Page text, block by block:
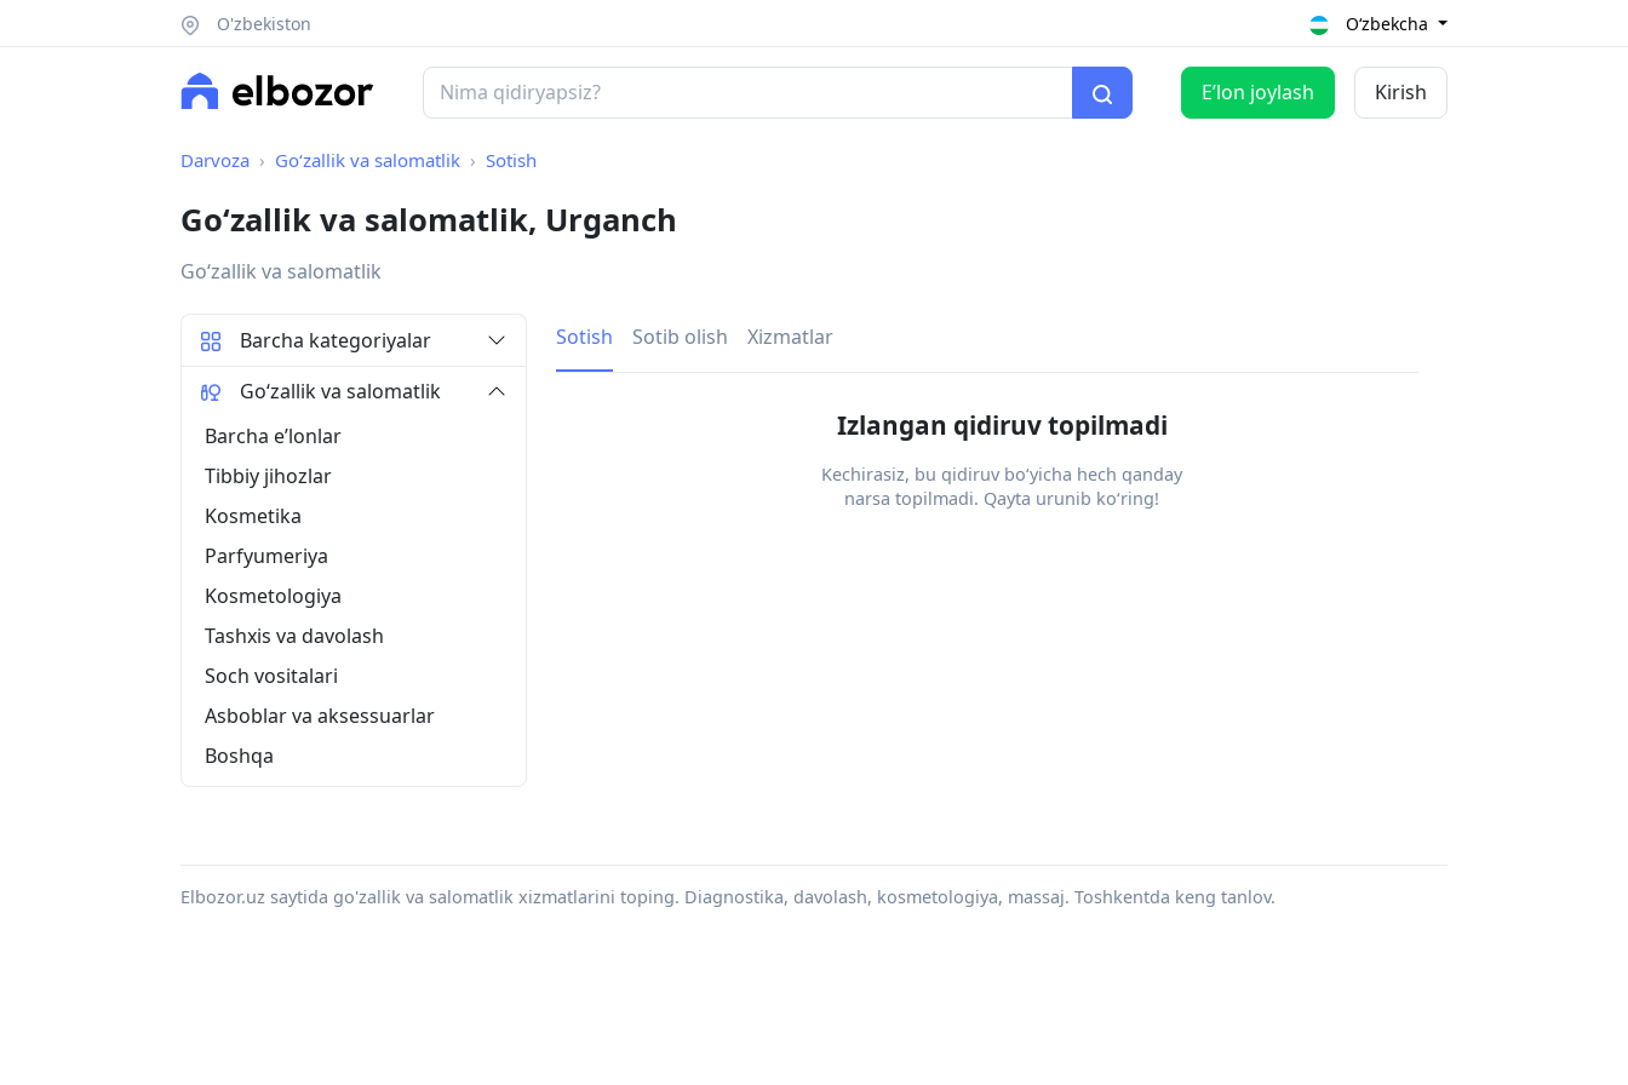
O'zbekiston O‘zbekcha
Eʼlon joylash Kirish
Darvoza Go‘zallik va salomatlik Sotish
Go‘zallik va salomatlik, Urganch
Go‘zallik va salomatlik
Sotish Sotib olish Xizmatlar
Izlangan qidiruv topilmadi
Kechirasiz, bu qidiruv bo‘yicha hech qanday
narsa topilmadi. Qayta urunib ko‘ring!
Barcha kategoriyalar
Go‘zallik va salomatlik
Barcha eʼlonlar
Tibbiy jihozlar
Kosmetika
Parfyumeriya
Kosmetologiya
Tashxis va davolash
Soch vositalari
Asboblar va aksessuarlar
Boshqa
Elbozor.uz saytida go'zallik va salomatlik xizmatlarini toping. Diagnostika, davolash, kosmetologiya, massaj. Toshkentda keng tanlov.